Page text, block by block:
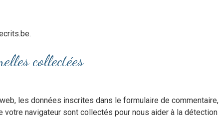
collectées
les données inscrites dans le formulaire de commentaire,
navigateur sont collectés pour nous aider à la détection